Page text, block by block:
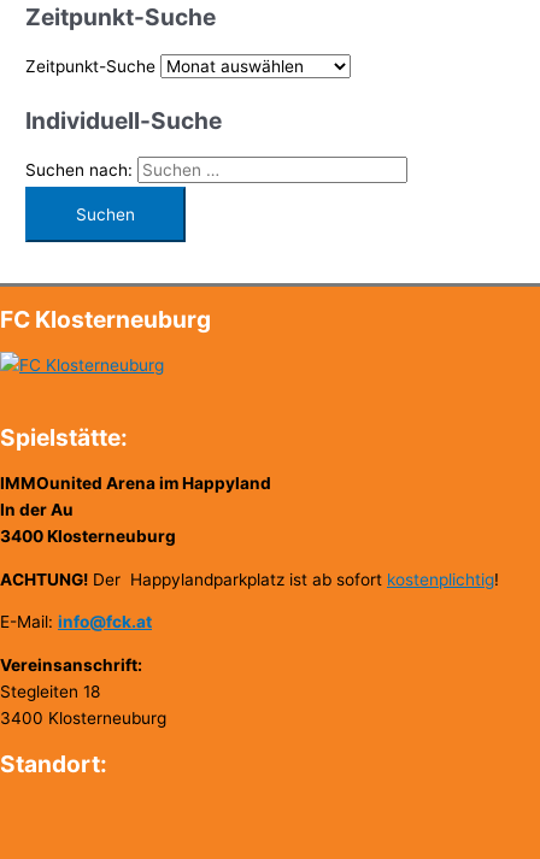
Zeitpunkt-Suche
Zeitpunkt-Suche
Individuell-Suche
Suchen nach:
FC Klosterneuburg
Spielstätte:
IMMOunited Arena im Happyland
In der Au
3400 Klosterneuburg
ACHTUNG! Der Happylandparkplatz ist ab sofort kostenplichtig!
E-Mail: info@fck.at
Vereinsanschrift:
Stegleiten 18
3400 Klosterneuburg
Standort: